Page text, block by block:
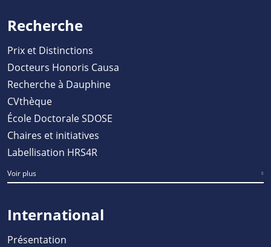
Recherche
Prix et Distinctions
Docteurs Honoris Causa
Recherche à Dauphine
CVthèque
École Doctorale SDOSE
Chaires et initiatives
Labellisation HRS4R
Voir plus
International
Présentation